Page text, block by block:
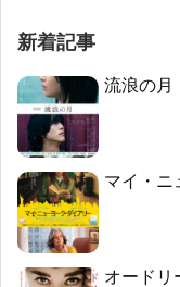
新着記事
流浪の月
マイ・ニ
オードリ